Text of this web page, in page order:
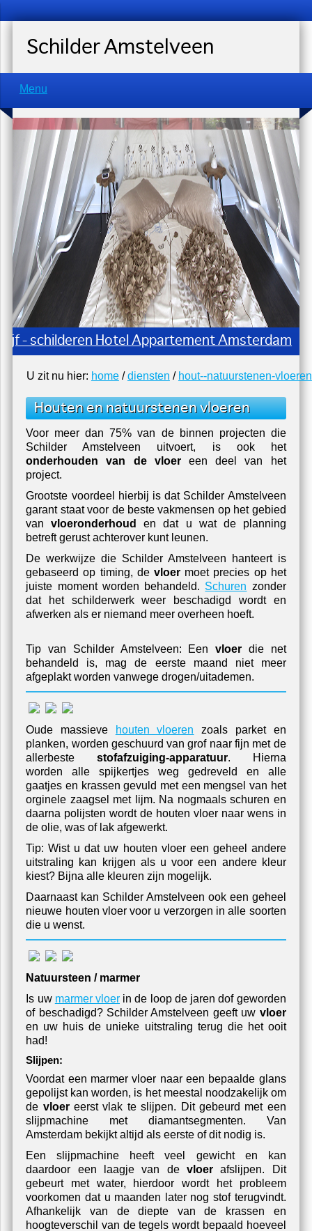
Schilder Amstelveen
Menu
Schilderwerk - Schilderen The Red Sun
U zit nu hier: home/ diensten / hout--natuurstenen-vloeren
Houtenennatuurstenenvloeren
Voor meer dan 75% van de binnen projecten die
Schilder Amstelveen uitvoert, is ook het
onderhouden van de vloereen deel van het
project.
Grootste voordeel hierbij is dat Schilder Amstelveen
garant staat voor de beste vakmensen op het gebied
vanvloeronderhoud en dat u wat de planning
betreft gerust achterover kunt leunen.
De werkwijze die Schilder Amstelveen hanteert is
gebaseerd op timing, de vloermoet precies op het
juiste moment worden behandeld. Schuren zonder
dat het schilderwerk weer beschadigd wordt en
afwerken als er niemand meer overheen hoeft.
Tip van Schilder Amstelveen: Eenvloer die net
behandeld is, mag de eerste maand niet meer
afgeplakt worden vanwege drogen/uitademen.
Oude massieve houten vloeren zoals parket en
planken, worden geschuurd van grof naar fijn met de
allerbeste stofafzuiging-apparatuur. Hierna
worden alle spijkertjes weg gedreveld en alle
gaatjes en krassen gevuld met een mengsel van het
orginele zaagsel met lijm. Na nogmaals schuren en
daarna polijsten wordt de houten vloer naar wens in
de olie, was of lak afgewerkt.
Tip: Wist u dat uw houten vloer een geheel andere
uitstraling kan krijgen als u voor een andere kleur
kiest? Bijna alle kleuren zijn mogelijk.
Daarnaast kan Schilder Amstelveen ook een geheel
nieuwe houten vloer voor u verzorgen in alle soorten
die u wenst.
Natuursteen / marmer
Is uw marmer vloer in de loop de jaren dof geworden
of beschadigd? Schilder Amstelveen geeft uw vloer
en uw huis de unieke uitstraling terug die het ooit
had!
Slijpen:
Voordat een marmer vloer naar een bepaalde glans
gepolijst kan worden, is het meestal noodzakelijk om
de vloereerst vlak te slijpen. Dit gebeurd met een
slijpmachine met diamantsegmenten. Van
Amsterdam bekijkt altijd als eerste of dit nodig is.
Een slijpmachine heeft veel gewicht en kan
daardoor een laagje van de vloer afslijpen. Dit
gebeurt met water, hierdoor wordt het probleem
voorkomen dat u maanden later nog stof terugvindt.
Afhankelijk van de diepte van de krassen en
hoogteverschil van de tegels wordt bepaald hoeveel